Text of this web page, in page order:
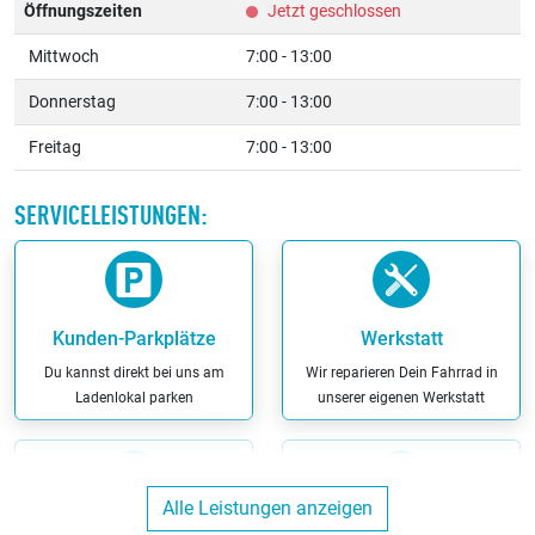
Öffnungszeiten Jetzt geschlossen
Mittwoch 7:00 - 13:00
Donnerstag 7:00 - 13:00
Freitag 7:00 - 13:00
SERVICELEISTUNGEN:
Kunden-Parkplätze
Du kannst direkt bei uns am
Ladenlokal parken
Werkstatt
Wir reparieren Dein Fahrrad in
unserer eigenen Werkstatt
Alle Leistungen anzeigen